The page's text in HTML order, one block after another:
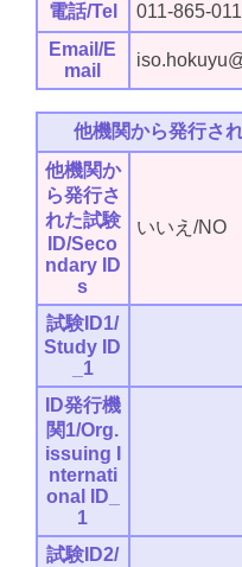
電話/Tel
011-865-
Email/E
mail
他機関から発行さ
他機関か
ら発行さ
れた試験
ID/Seco
ndary ID
s
いいえ/NO
試験ID1/
Study ID
_1
ID発行機
関1/Org.
issuing I
nternati
onal ID_
1
試験ID2/